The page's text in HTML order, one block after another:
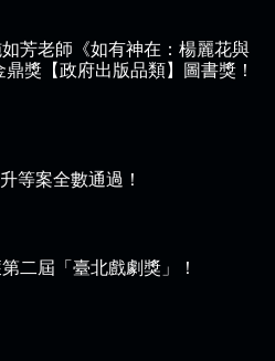
芳老師《如有神在：楊麗花與
獎【政府出版品類】圖書獎！
等案全數通過！
二屆「臺北戲劇獎」！